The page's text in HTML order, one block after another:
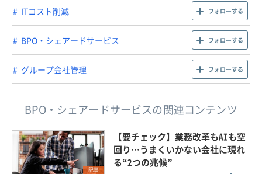
ITコスト削減 フォローする
BPO・シェアードサービス フォローする
グループ会社管理 フォローする
BPO・シェアードサービスの関連コンテンツ
記事
【要チェック】業務改革もAIも空
回り…うまくいかない会社に現れ
る“2つの兆候”